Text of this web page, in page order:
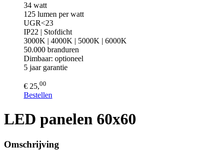
34 watt
125 lumen per watt
UGR<23
IP22 | Stofdicht
3000K | 4000K | 5000K | 6000K
50.000 branduren
Dimbaar: optioneel
5 jaar garantie
€ 25,00
Bestellen
LED panelen 60x60
Omschrijving